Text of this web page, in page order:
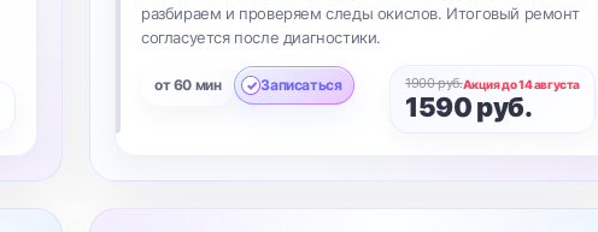
разбираем и проверяем следы окислов. Итоговый ремонт
согласуется после диагностики.
от 60 мин Записаться 1900 руб.Акция до 14 августа
1590 руб.